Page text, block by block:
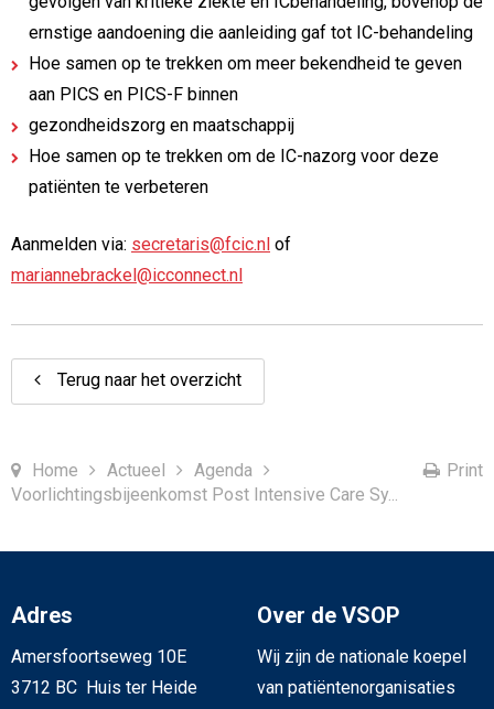
ernstige aandoening die aanleiding gaf tot IC-behandeling
Hoe samen op te trekken om meer bekendheid te geven
aan PICS en PICS-F binnen
gezondheidszorg en maatschappij
Hoe samen op te trekken om de IC-nazorg voor deze
patiënten te verbeteren
Aanmelden via: secretaris@fcic.nl of
mariannebrackel@icconnect.nl
Terug naar het overzicht
Home Actueel
Agenda
Voorlichtingsbijeenkomst Post Intensive Care Sy...
Print
Adres
Amersfoortseweg 10E
3712 BC Huis ter Heide
Over de VSOP
Wij zijn de nationale koepel
van patiëntenorganisaties